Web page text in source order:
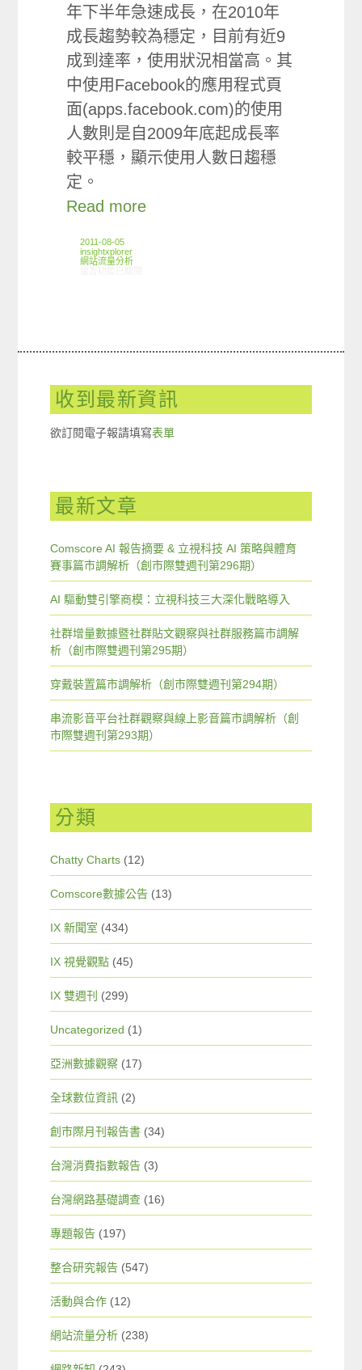
年下半年急速成長，在2010年
成長趨勢較為穩定，目前有近9
成到達率，使用狀況相當高。其
中使用Facebook的應用程式頁
面(apps.facebook.com)的使用
人數則是自2009年底起成長率
較平穩，顯示使用人數日趨穩
定。
Read more
2011-08-05
insightxplorer
網站流量分析
收到最新資訊
欲訂閱電子報請填寫表單
最新文章
Comscore AI 報告摘要 & 立視科技 AI 策略與體育
賽事篇市調解析（創市際雙週刊第296期）
AI 驅動雙引擎商模：立視科技三大深化戰略導入
社群增量數據暨社群貼文觀察與社群服務篇市調解
析（創市際雙週刊第295期）
穿戴裝置篇市調解析（創市際雙週刊第294期）
串流影音平台社群觀察與線上影音篇市調解析（創
市際雙週刊第293期）
分類
Chatty Charts (12)
Comscore數據公告 (13)
IX 新聞室 (434)
IX 視覺觀點 (45)
IX 雙週刊 (299)
Uncategorized (1)
亞洲數據觀察 (17)
全球數位資訊 (2)
創市際月刊報告書 (34)
台灣消費指數報告 (3)
台灣網路基礎調查 (16)
專題報告 (197)
整合研究報告 (547)
活動與合作 (12)
網站流量分析 (238)